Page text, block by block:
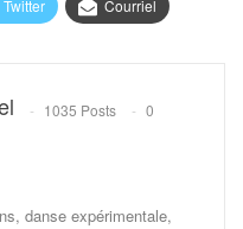
Twitter Courriel
1035 Posts
0
danse expérimentale,